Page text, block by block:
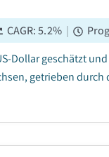
CAGR:5.2% |
Dollar geschätzt
getrieben